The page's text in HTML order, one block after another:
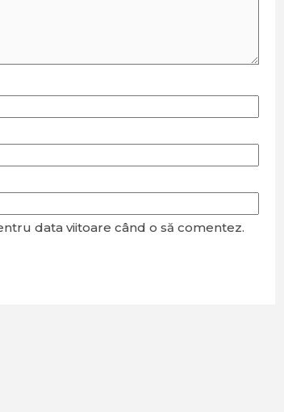
data viitoare când o să comentez.